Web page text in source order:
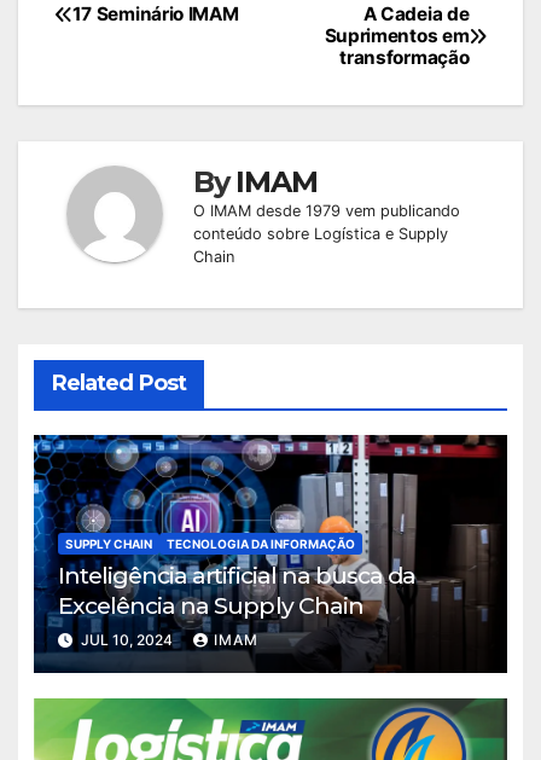
Navegação
A Cadeia de
Suprimentos em
transformação
17 Seminário IMAM
ByIMAM
O IMAM desde 1979 vem publicando
conteúdo sobre Logística e Supply
Chain
Related Post
SUPPLY CHAIN TECNOLOGIA DA INFORMAÇÃO
Inteligência artificial na busca da
Excelência na Supply Chain
JUL 10, 2024 IMAM